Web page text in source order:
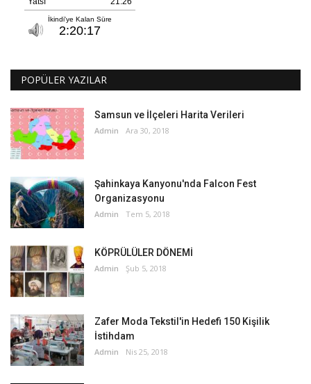
POPÜLER YAZILAR
Samsun ve İlçeleri Harita Verileri
Admin Ara 30, 2018
Şahinkaya Kanyonu'nda Falcon Fest
Organizasyonu
Admin Tem 5, 2018
KÖPRÜLÜLER DÖNEMİ
Admin Şub 5, 2018
Zafer Moda Tekstil'in Hedefi 150 Kişilik
İstihdam
Admin Nis 25, 2018